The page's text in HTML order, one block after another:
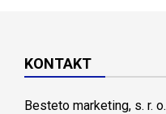
KONTAKT
Besteto marketing, s. r. o.